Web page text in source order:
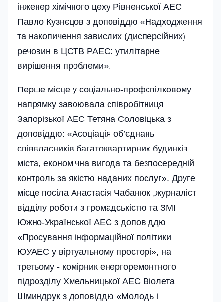
інженер хімічного цеху Рівненської АЕС
Павло Кузнєцов з доповіддю «Надходження
та накопичення завислих (дисперсійних)
речовин в ЦСТВ РАЕС: утилітарне
вирішення проблеми».
Перше місце у соціально-профспілковому
напрямку завоювала співробітниця
Запорізької АЕС Тетяна Соловіцька з
доповіддю: «Асоціація об’є­днань
співвласників багатоквартирних будинків
міста, економічна вигода та безпосередній
контроль за якістю наданих послуг». Друге
місце посіла Анастасія Чабанюк ,журналіст
відділу роботи з громадськістю та ЗМІ
Южно-Української АЕС з доповіддю
«Просування інформаційної політики
ЮУАЕС у віртуальному просторі», на
третьому - комірник енергоремонтного
підрозділу Хмельницької АЕС Віолета
Шминдрук з доповіддю «Молодь і